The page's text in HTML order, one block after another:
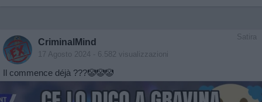
Satira
CriminalMind
17 Agosto 2024 - 6.582 visualizzazioni
Il commence déjà ???🤡🤡🤡